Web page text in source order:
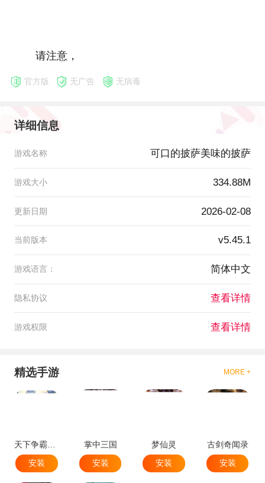
请注意，
官方版 无广告 无病毒
详细信息
游戏名称 可口的披萨美味的披萨
游戏大小 334.88M
更新日期 2026-02-08
当前版本 v5.45.1
游戏语言： 简体中文
隐私协议 查看详情
游戏权限 查看详情
精选手游 MORE +
天下争霸三国志
安装
掌中三国
安装
梦仙灵
安装
古剑奇闻录
安装